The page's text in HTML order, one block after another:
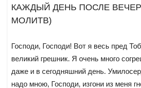
КАЖДЫЙ ДЕНЬ ПОСЛЕ
МОЛИТВ)
Господи, Господи! Вот я весь пред
великий грешник. Я очень много
даже и в сегодняшний день.
надо мною, Господи, изгони из меня